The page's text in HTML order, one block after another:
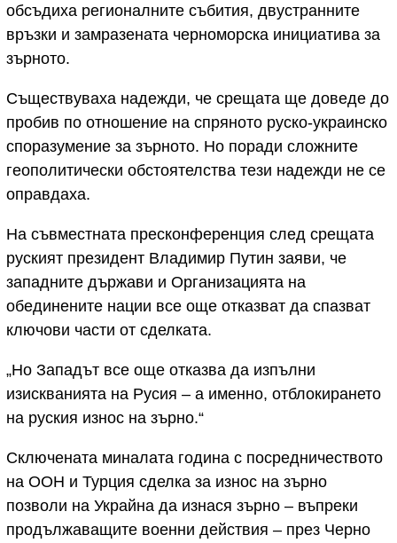
обсъдиха регионалните събития, двустранните
връзки и замразената черноморска инициатива за
зърното.
Съществуваха надежди, че срещата ще доведе до
пробив по отношение на спряното руско-украинско
споразумение за зърното. Но поради сложните
геополитически обстоятелства тези надежди не се
оправдаха.
На съвместната пресконференция след срещата
руският президент Владимир Путин заяви, че
западните държави и Организацията на
обединените нации все още отказват да спазват
ключови части от сделката.
„Но Западът все още отказва да изпълни
изискванията на Русия – а именно, отблокирането
на руския износ на зърно.“
Сключената миналата година с посредничеството
на ООН и Турция сделка за износ на зърно
позволи на Украйна да изнася зърно – въпреки
продължаващите военни действия – през Черно